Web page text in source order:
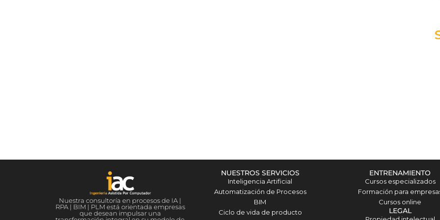
Nuestra consultoría en procesos de IA |
RPA | BIM | PLM está orientada empresas
que desean impulsar una
NUESTROS SERVICIOS
Inteligencia Artificial
Automatización de Procesos
BIM
Ciclo de vida de producto
ENTRENAMIENTO
Cursos especializados
Formación para
Cursos online
LEGAL